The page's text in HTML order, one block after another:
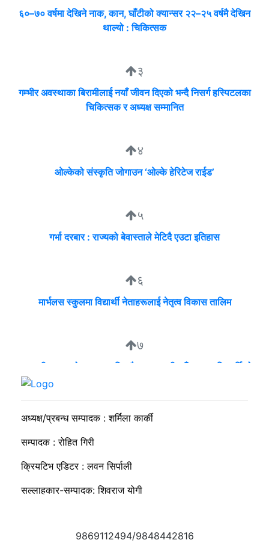
६०–७० वर्षमा देखिने नाक, कान, घाँटीको क्यान्सर २२–२५ वर्षमै देखिन
थाल्यो : चिकित्सक
३
गम्भीर अवस्थाका बिरामीलाई नयाँ जीवन दिएको भन्दै निसर्ग हस्पिटलका
चिकित्सक र अध्यक्ष सम्मानित
४
ओल्केको संस्कृति जोगाउन ‘ओल्के हेरिटेज राईड’
५
गर्भा दरबार : राज्यको बेवास्ताले मेटिदै एउटा इतिहास
६
मार्भलस स्कुलमा विद्यार्थी नेताहरूलाई नेतृत्व विकास तालिम
७
व्यवसायी मुन्दडाको घरमा एकाबिहानै खानतलासी, पाँच घन्टापछि फर्कियो
अध्यक्ष/प्रबन्ध सम्पादक : शर्मिला कार्की
सम्पादक : रोहित गिरी
क्रियटिभ एडिटर : लवन सिर्पाली
सल्लाहकार-सम्पादक: शिवराज योगी
9869112494/9848442816